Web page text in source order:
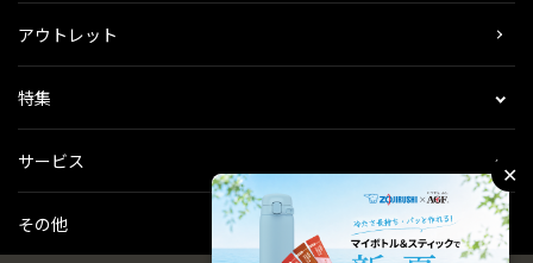
アウトレット
特集
サービス
その他
✕